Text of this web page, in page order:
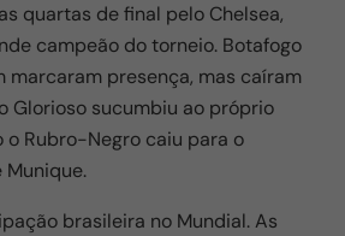
quartas de final pelo Chelsea,
campeão do torneio. Botafogo
marcaram presença, mas caíram
Glorioso sucumbiu ao próprio
o Rubro-Negro caiu para o
Munique.
brasileira no Mundial. As